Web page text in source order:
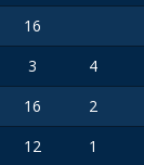
16
3 4
16 2
12 1